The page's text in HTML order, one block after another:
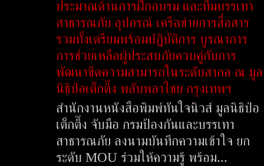
ประมาณด้านการฝึกอบรม และทีมบรรเทา
สาธารณภัย อุปกรณ์ เครือข่ายการสื่อสาร
รวมทั้งเตรียมพร้อมปฏิบัติการ บูรณาการ
การช่วยเหลือผู้ประสบภัยควบคู่กับการ
พัฒนาขีดความสามารถในระดับสากล ณ มูล
นิธิป่อเต็กตึ๊ง พลับพลาไชย กรุงเทพฯ
สำนักงานหนังสือพิมพ์ทันใจนิวส์ มูลนิธิป่อ
เต็กตึ๊ง จับมือ กรมป้องกันและบรรเทา
สาธารณภัย ลงนามบันทึกความเข้าใจ ยก
ระดับ MOU ร่วมให้ความรู้ พร้อม...